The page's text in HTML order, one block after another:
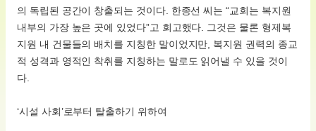
의 독립된 공간이 창출되는 것이다. 한종선 씨는 “교회는 복지원
내부의 가장 높은 곳에 있었다”고 회고했다. 그것은 물론 형제복
지원 내 건물들의 배치를 지칭한 말이었지만, 복지원 권력의 종교
적 성격과 영적인 착취를 지칭하는 말로도 읽어낼 수 있을 것이
다.
‘시설 사회’로부터 탈출하기 위하여